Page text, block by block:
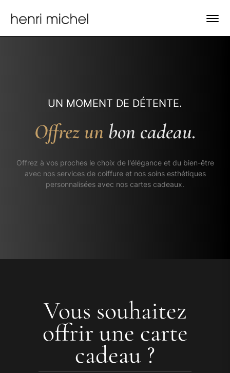
UN MOMENT DE DÉTENTE.
Offrez un bon cadeau.
Offrez à vos proches le choix de l'élégance et du bien-être
avec nos services de coiffure et nos soins esthétiques
personnalisées avec nos cartes cadeaux.
Vous souhaitez
offrir une carte
cadeau ?